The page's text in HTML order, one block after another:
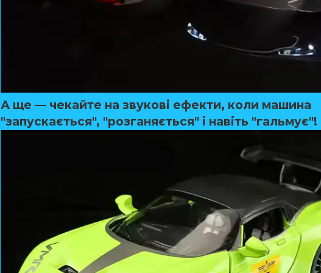
А ще — чекайте на звукові ефекти, коли машина
"запускається", "розганяється" і навіть "гальмує"!